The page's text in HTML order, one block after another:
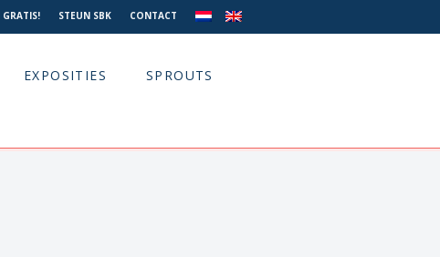
STEUN SBK CONTACT
EXPOSITIES SPROUTS